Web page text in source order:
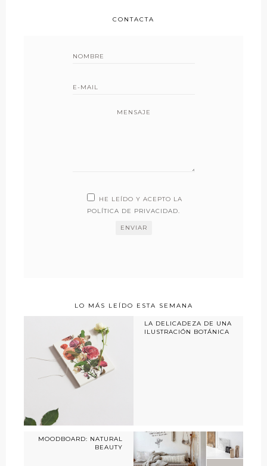
CONTACTA
MENSAJE
HE LEÍDO Y ACEPTO LA
POLÍTICA DE PRIVACIDAD.
LO MÁS LEÍDO ESTA SEMANA
LA DELICADEZA DE UNA
ILUSTRACIÓN BOTÁNICA
MOODBOARD: NATURAL
BEAUTY